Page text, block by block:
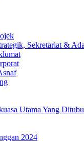
Sekretariat &
Utama Yang
2024